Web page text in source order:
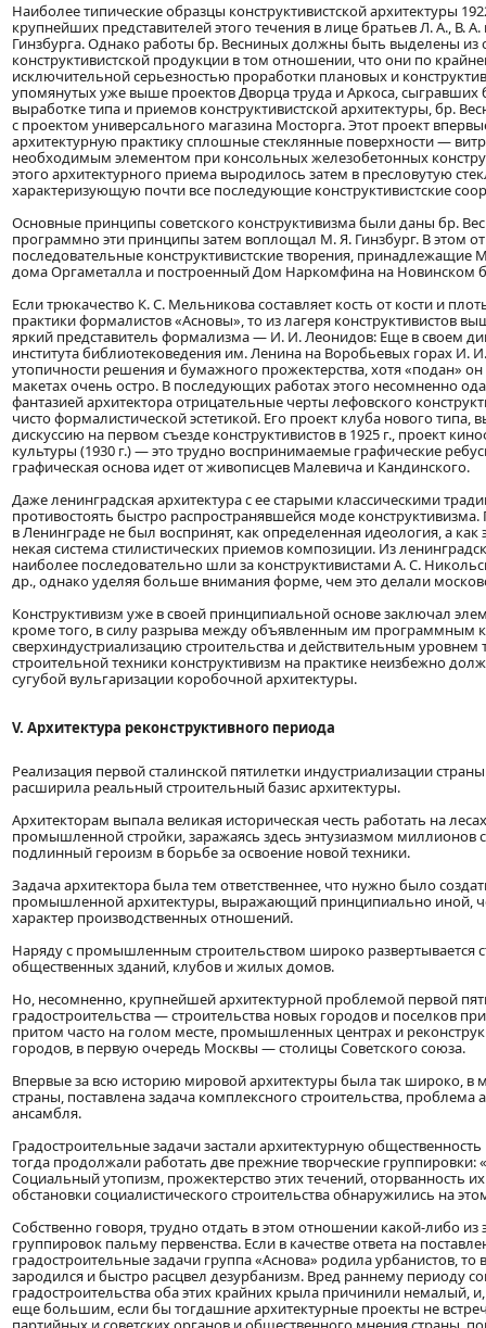
Наиболее типические образцы конструктивистской архитектуры
крупнейших представителей этого течения в лице братьев Л. А., В.
Гинзбурга. Однако работы бр. Весниных должны быть выделены
конструктивистской продукции в том отношении, что они по
исключительной серьезностью проработки плановых и
упомянутых уже выше проектов Дворца труда и Аркоса,
выработке типа и приемов конструктивистской архитектуры, бр.
с проектом универсального магазина Мосторга. Этот проект
архитектурную практику сплошные стеклянные поверхности —
необходимым элементом при консольных железобетонных
этого архитектурного приема выродилось затем в пресловутую
характеризующую почти все последующие конструктивистские
Основные принципы советского конструктивизма были даны бр.
программно эти принципы затем воплощал М. Я. Гинзбург. В этом
последовательные конструктивистские творения, принадлежащие
дома Оргаметалла и построенный Дом Наркомфина на Новинском
Если трюкачество К. С. Мельникова составляет кость от кости и
практики формалистов «Асновы», то из лагеря конструктивистов
яркий представитель формализма — И. И. Леонидов: Еще в своем
института библиотековедения им. Ленина на Воробьевых горах И.
утопичности решения и бумажного прожектерства, хотя «подан»
макетах очень остро. В последующих работах этого несомненно
фантазией архитектора отрицательные черты лефовского
чисто формалистической эстетикой. Его проект клуба нового
дискуссию на первом съезде конструктивистов в 1925 г., проект
культуры (1930 г.) — это трудно воспринимаемые графические
графическая основа идет от живописцев Малевича и Кандинского.
Даже ленинградская архитектура с ее старыми классическими
противостоять быстро распространявшейся моде
в Ленинграде не был воспринят, как определенная идеология, а как
некая система стилистических приемов композиции. Из
наиболее последовательно шли за конструктивистами А. С.
др., однако уделяя больше внимания форме, чем это делали
Конструктивизм уже в своей принципиальной основе заключал
кроме того, в силу разрыва между объявленным им программным
сверхиндустриализацию строительства и действительным уровнем
строительной техники конструктивизм на практике неизбежно
сугубой вульгаризации коробочной архитектуры.
V. Архитектура реконструктивного периода
Реализация первой сталинской пятилетки индустриализации
расширила реальный строительный базис архитектуры.
Архитекторам выпала великая историческая честь работать на
промышленной стройки, заражаясь здесь энтузиазмом миллионов
подлинный героизм в борьбе за освоение новой техники.
Задача архитектора была тем ответственнее, что нужно было
промышленной архитектуры, выражающий принципиально иной,
характер производственных отношений.
Наряду с промышленным строительством широко развертывается
общественных зданий, клубов и жилых домов.
Но, несомненно, крупнейшей архитектурной проблемой первой
градостроительства — строительства новых городов и поселков
притом часто на голом месте, промышленных центрах и
городов, в первую очередь Москвы — столицы Советского союза.
Впервые за всю историю мировой архитектуры была так широко, в
страны, поставлена задача комплексного строительства, проблема
ансамбля.
Градостроительные задачи застали архитектурную
тогда продолжали работать две прежние творческие группировки:
Социальный утопизм, прожектерство этих течений, оторванность
обстановки социалистического строительства обнаружились на
Собственно говоря, трудно отдать в этом отношении какой-либо из
группировок пальму первенства. Если в качестве ответа на
градостроительные задачи группа «Аснова» родила урбанистов, то
зародился и быстро расцвел дезурбанизм. Вред раннему периоду
градостроительства оба этих крайних крыла причинили немалый,
еще большим, если бы тогдашние архитектурные проекты не